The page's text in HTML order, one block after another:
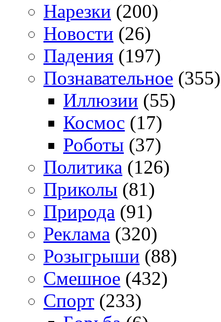
Нарезки (200)
Новости (26)
Падения (197)
Познавательное (355)
Иллюзии (55)
Космос (17)
Роботы (37)
Политика (126)
Приколы (81)
Природа (91)
Реклама (320)
Розыгрыши (88)
Смешное (432)
Спорт (233)